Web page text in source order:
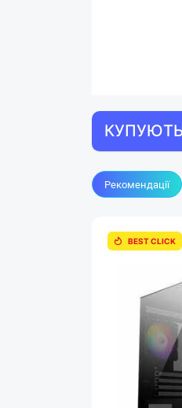
Рекомендації
BEST CLICK